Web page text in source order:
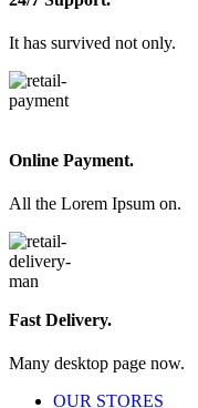
It has survived not only.
Online Payment.
All the Lorem Ipsum on.
Fast Delivery.
Many desktop page now.
OUR STORES